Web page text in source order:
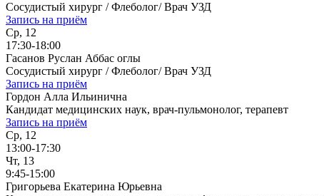
Сосудистый хирург / Флеболог/ Врач УЗД
Запись на приём
Ср, 12
17:30-18:00
Гасанов Руслан Аббас оглы
Сосудистый хирург / Флеболог/ Врач УЗД
Запись на приём
Гордон Алла Ильинична
Кандидат медицинских наук, врач-пульмонолог, терапевт
Запись на приём
Ср, 12
13:00-17:30
Чт, 13
9:45-15:00
Григорьева Екатерина Юрьевна